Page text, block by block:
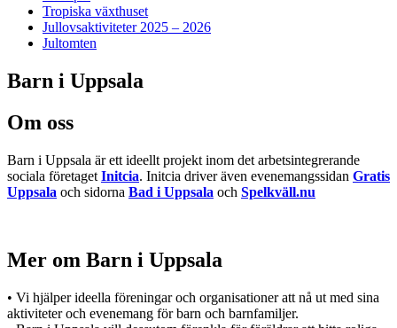
Tropiska växthuset
Jullovsaktiviteter 2025 – 2026
Jultomten
Barn i Uppsala
Om oss
Barn i Uppsala är ett ideellt projekt inom det arbetsintegrerande
sociala företaget Initcia. Initcia driver även evenemangssidan Gratis
Uppsala och sidorna Bad i Uppsala och Spelkväll.nu
Mer om Barn i Uppsala
• Vi hjälper ideella föreningar och organisationer att nå ut med sina
aktiviteter och evenemang för barn och barnfamiljer.